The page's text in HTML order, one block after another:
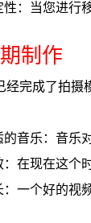
性：当您进行
制作
经完成了拍摄
的音乐：音乐
：在现在这个
：一个好的视